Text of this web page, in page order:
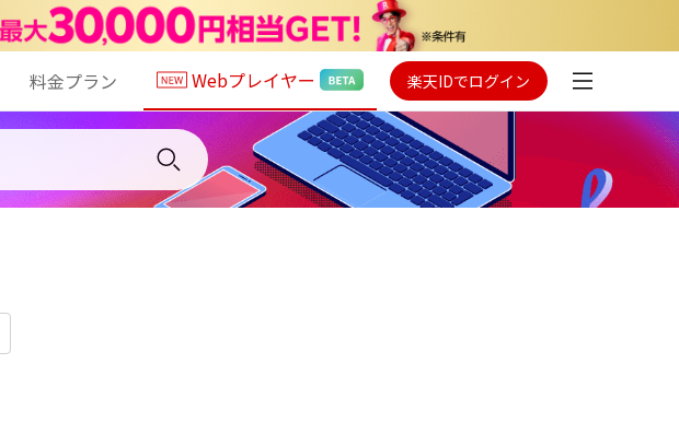
料金プラン Webプレイヤー 楽天IDでログイン